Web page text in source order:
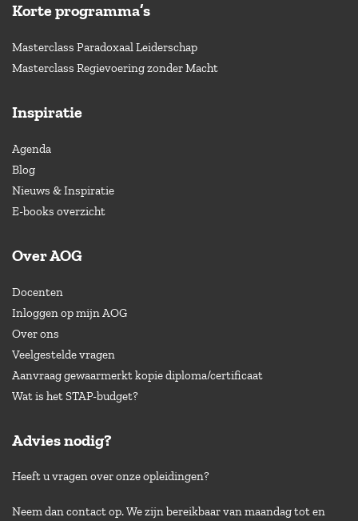
Korte programma’s
Masterclass Paradoxaal Leiderschap
Masterclass Regievoering zonder Macht
Inspiratie
Agenda
Blog
Nieuws & Inspiratie
E-books overzicht
Over AOG
Docenten
Inloggen op mijn AOG
Over ons
Veelgestelde vragen
Aanvraag gewaarmerkt kopie diploma/certificaat
Wat is het STAP-budget?
Advies nodig?
Heeft u vragen over onze opleidingen?
Neem dan contact op. We zijn bereikbaar van maandag tot en